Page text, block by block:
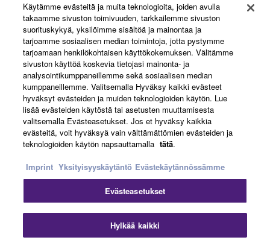
About Yamaha
Suomi - English
Business
Ottaa yhteyttäKäyttöehdotTietosuojakäytäntö
EvästekäytäntöJälki
Käytämme evästeitä ja muita teknologioita, joiden avulla
takaamme sivuston toimivuuden, tarkkailemme sivuston
suorituskykyä, yksilöimme sisältöä ja mainontaa ja
tarjoamme sosiaalisen median toimintoja, jotta pystymme
tarjoamaan henkilökohtaisen käyttökokemuksen. Välitämme
sivuston käyttöä koskevia tietojasi mainonta- ja
analysointikumppaneillemme sekä sosiaalisen median
kumppaneillemme. Valitsemalla Hyväksy kaikki evästeet
hyväksyt evästeiden ja muiden teknologioiden käytön. Lue
lisää evästeiden käytöstä tai asetusten muuttamisesta
valitsemalla Evästeasetukset. Jos et hyväksy kaikkia
evästeitä, voit hyväksyä vain välttämättömien evästeiden ja
teknologioiden käytön napsauttamalla tätä.
Imprint Yksityisyyskäytäntö Evästekäytännössämme
Evästeasetukset
Hylkää kaikki